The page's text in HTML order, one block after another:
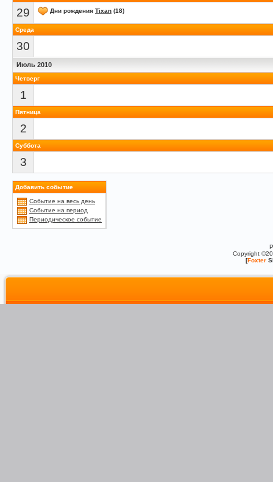
29 Дни рождения Tixan (18)
Среда
30
Июль 2010
Четверг
1
Пятница
2
Суббота
3
Добавить событие
Событие на весь день
Событие на период
Периодическое событие
Copyright
[Foxter